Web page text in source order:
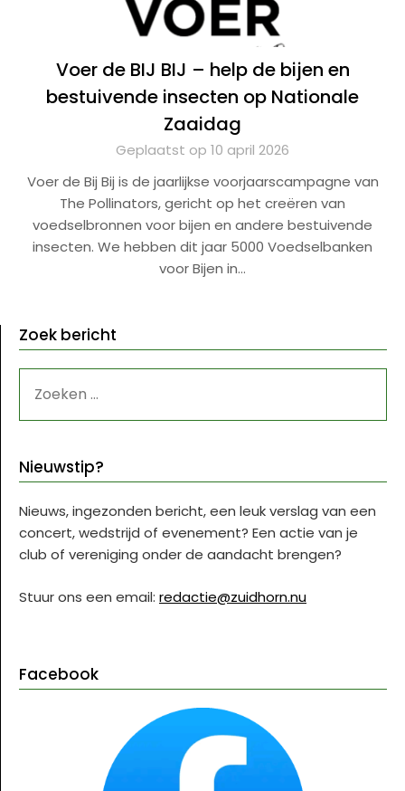
Voer de BIJ BIJ – help de bijen en
bestuivende insecten op Nationale
Zaaidag
Geplaatst op 10 april 2026
Voer de Bij Bij is de jaarlijkse voorjaarscampagne van
The Pollinators, gericht op het creëren van
voedselbronnen voor bijen en andere bestuivende
insecten. We hebben dit jaar 5000 Voedselbanken
voor Bijen in…
Zoek bericht
NAAR:
Nieuwstip?
Nieuws, ingezonden bericht, een leuk verslag van een
concert, wedstrijd of evenement? Een actie van je
club of vereniging onder de aandacht brengen?
Stuur ons een email: redactie@zuidhorn.nu
Facebook